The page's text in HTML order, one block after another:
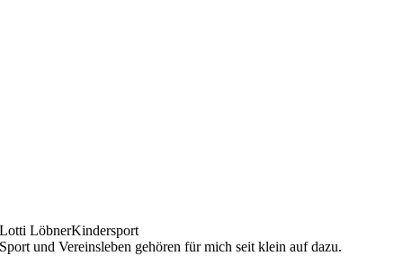
Lotti LöbnerKindersport
Sport und Vereinsleben gehören für mich seit klein auf dazu.